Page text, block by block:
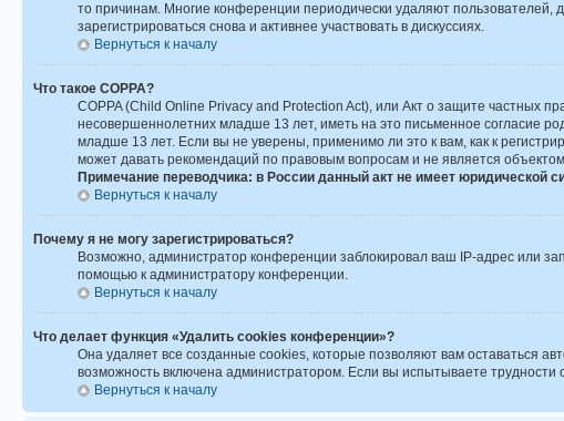
то причинам. Многие конференции периодически удаляют
зарегистрироваться снова и активнее участвовать в дискуссиях.
Вернуться к началу
Что такое COPPA?
COPPA (Child Online Privacy and Protection Act), или Акт о защите частных
несовершеннолетних младше 13 лет, иметь на это письменное согласие
младше 13 лет. Если вы не уверены, применимо ли это к вам, как к
может давать рекомендаций по правовым вопросам и не является
Примечание переводчика: в России данный акт не имеет юридической
Вернуться к началу
Почему я не могу зарегистрироваться?
Возможно, администратор конференции заблокировал ваш IP-адрес или
помощью к администратору конференции.
Вернуться к началу
Что делает функция «Удалить cookies конференции»?
Она удаляет все созданные cookies, которые позволяют вам оставаться
возможность включена администратором. Если вы испытываете
Вернуться к началу